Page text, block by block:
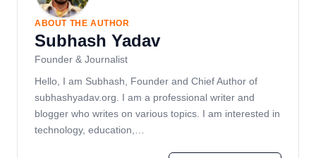
ABOUT THE AUTHOR
Subhash Yadav
Founder & Journalist
Hello, I am Subhash, Founder and Chief Author of
subhashyadav.org. I am a professional writer and
blogger who writes on various topics. I am interested in
technology, education,…